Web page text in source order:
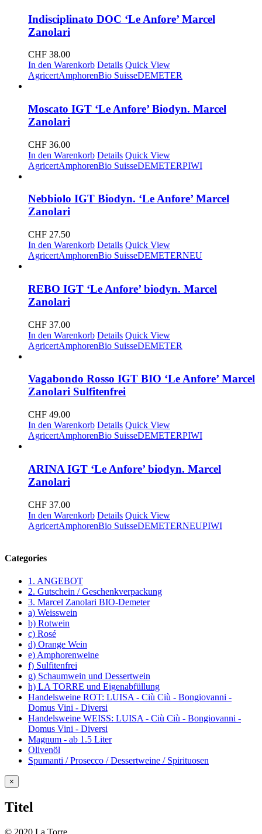
Indisciplinato DOC ‘Le Anfore’ Marcel
Zanolari
CHF 38.00
In den Warenkorb Details Quick View
AgricertAmphorenBio SuisseDEMETER
Moscato IGT ‘Le Anfore’ Biodyn. Marcel
Zanolari
CHF 36.00
In den Warenkorb Details Quick View
AgricertAmphorenBio SuisseDEMETERPIWI
Nebbiolo IGT Biodyn. ‘Le Anfore’ Marcel
Zanolari
CHF 27.50
In den Warenkorb Details Quick View
AgricertAmphorenBio SuisseDEMETERNEU
REBO IGT ‘Le Anfore’ biodyn. Marcel
Zanolari
CHF 37.00
In den Warenkorb Details Quick View
AgricertAmphorenBio SuisseDEMETER
Vagabondo Rosso IGT BIO ‘Le Anfore’ Marcel
Zanolari Sulfitenfrei
CHF 49.00
In den Warenkorb Details Quick View
AgricertAmphorenBio SuisseDEMETERPIWI
ARINA IGT ‘Le Anfore’ biodyn. Marcel
Zanolari
CHF 37.00
In den Warenkorb Details Quick View
AgricertAmphorenBio SuisseDEMETERNEUPIWI
Categories
1. ANGEBOT
2. Gutschein / Geschenkverpackung
3. Marcel Zanolari BIO-Demeter
a) Weisswein
b) Rotwein
c) Rosé
d) Orange Wein
e) Amphorenweine
f) Sulfitenfrei
g) Schaumwein und Dessertwein
h) LA TORRE und Eigenabfüllung
Handelsweine ROT: LUISA - Ciù Ciù - Bongiovanni -
Domus Vini - Diversi
Handelsweine WEISS: LUISA - Ciù Ciù - Bongiovanni -
Domus Vini - Diversi
Magnum - ab 1.5 Liter
Olivenöl
Spumanti / Prosecco / Dessertweine / Spirituosen
Close
product
view
×
Titel
© 2020 La Torre